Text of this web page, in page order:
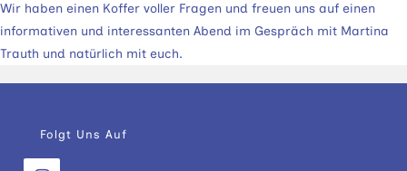
Wir haben einen Koffer voller Fragen und freuen uns auf einen
informativen und interessanten Abend im Gespräch mit Martina
Trauth und natürlich mit euch.
Folgt Uns Auf